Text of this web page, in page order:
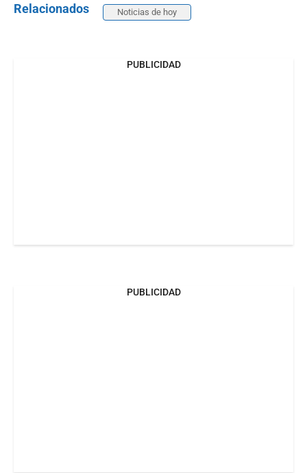
Relacionados Noticias de hoy
PUBLICIDAD
PUBLICIDAD